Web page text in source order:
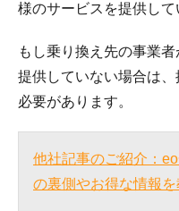
様のサービスを提供して
もし乗り換え先の事業
提供していない場合は
必要があります。
他社記事のご紹介：
の裏側やお得な情報を